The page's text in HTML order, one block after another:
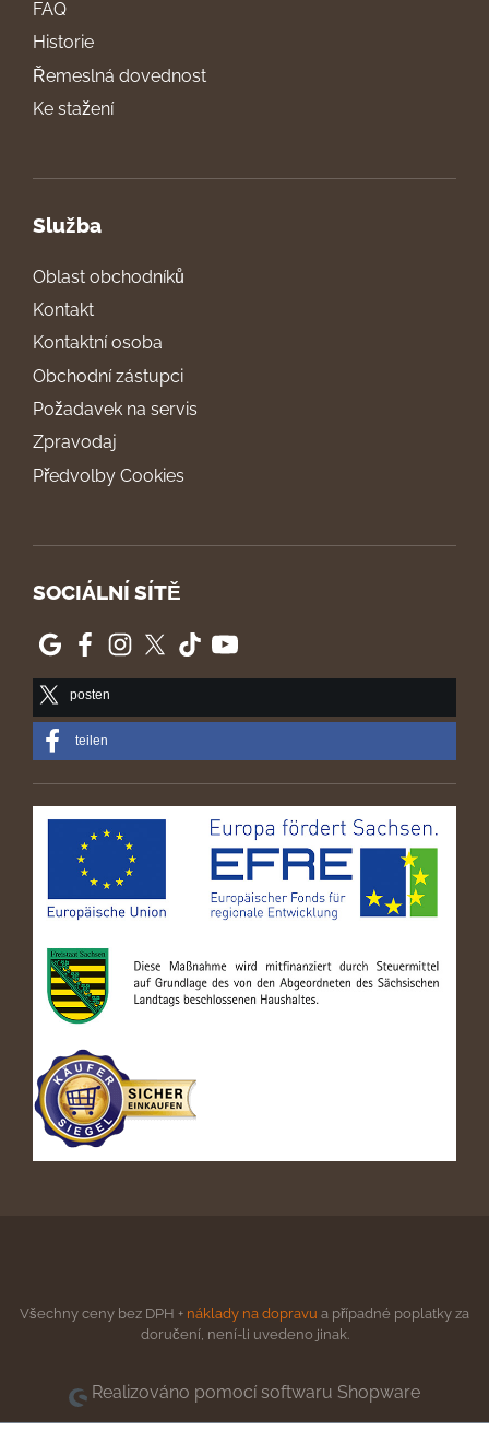
FAQ
Historie
Řemeslná dovednost
Ke stažení
Služba
Oblast obchodníků
Kontakt
Kontaktní osoba
Obchodní zástupci
Požadavek na servis
Zpravodaj
Předvolby Cookies
SOCIÁLNÍ SÍTĚ
posten
teilen
Všechny ceny bez DPH + náklady na dopravu a případné poplatky za
doručení, není-li uvedeno jinak.
Realizováno pomocí softwaru Shopware